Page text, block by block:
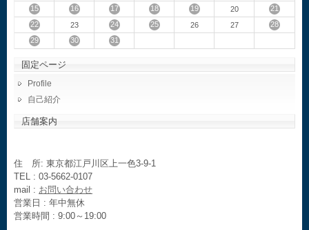
15
16 17 18 19 20
21
22
23 24 25 26 27
28
29
30 31
固定ページ
Profile
自己紹介
店舗案内
住 所: 東京都江戸川区上一色3-9-1
TEL : 03-5662-0107
mail : お問い合わせ
営業日 : 年中無休
営業時間 : 9:00～19:00